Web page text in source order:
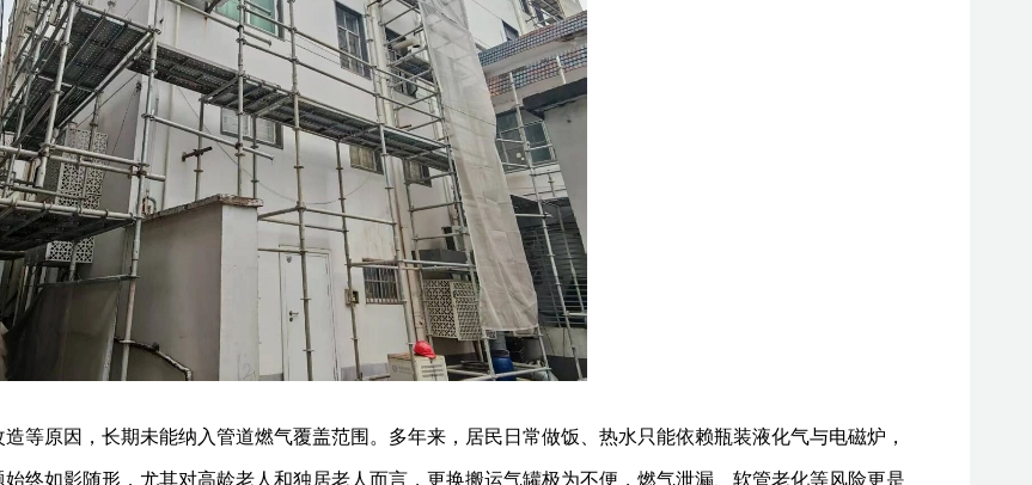
等原因，长期未能纳入管道燃气覆盖范围。多年来，居民日常做饭、热水只能依赖瓶装液化气与电磁炉，
终如影随形，尤其对高龄老人和独居老人而言，更换搬运气罐极为不便，燃气泄漏、软管老化等风险更是